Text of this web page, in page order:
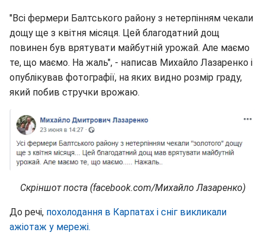
"Всі фермери Балтського району з нетерпінням чекали
дощу ще з квітня місяця. Цей благодатний дощ
повинен був врятувати майбутній урожай. Але маємо
те, що маємо. На жаль", - написав Михайло Лазаренко і
опублікував фотографії, на яких видно розмір граду,
який побив стручки врожаю.
Скріншот поста (facebook.com/Михайло Лазаренко)
До речі, похолодання в Карпатах і сніг викликали
ажіотаж у мережі.